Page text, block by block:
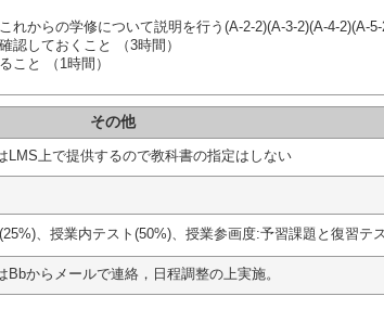
からの学修について説明を行う(A-2-2)(A-3-2)(A-4-2)(A-5-
認しておくこと （3時間）
こと （1時間）
その他
LMS上で提供するので教科書の指定はしない
、授業内テスト(50%)、授業参画度:予習課題と復習テ
Bbからメールで連絡，日程調整の上実施。